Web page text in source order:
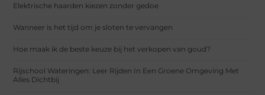
Elektrische haarden kiezen zonder gedoe
Wanneer is het tijd om je sloten te vervangen
Hoe maak ik de beste keuze bij het verkopen van goud?
Rijschool Wateringen: Leer Rijden In Een Groene Omgeving Met
Alles Dichtbij